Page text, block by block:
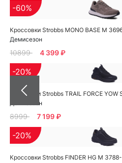
Кроссовки Strobbs MONO BASE M
Демисезон
-60%
10899 4 399 ₽
Кроссовки Strobbs TRAIL FORCE
Демисезон
-20%
8999 7 199 ₽
Кроссовки Strobbs FINDER HG M
-20%